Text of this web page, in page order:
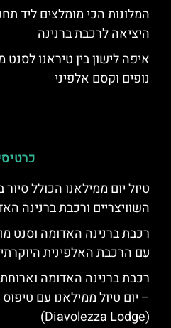
המלונות הכי מומלצים ליד
היציאה לרכבת ברנינה
איפה לישון בין טיראנו
נופים וקסם אלפיני
טיול יום ממילאנו הכולל
השוויצריים ורכבת ברנינה
רכבת ברנינה האדומה וסנט
עם הרכבת האלפינית
רכבת ברנינה האדומה
– יום טיול ממילאנו עם
(Diavolezza Lodge)